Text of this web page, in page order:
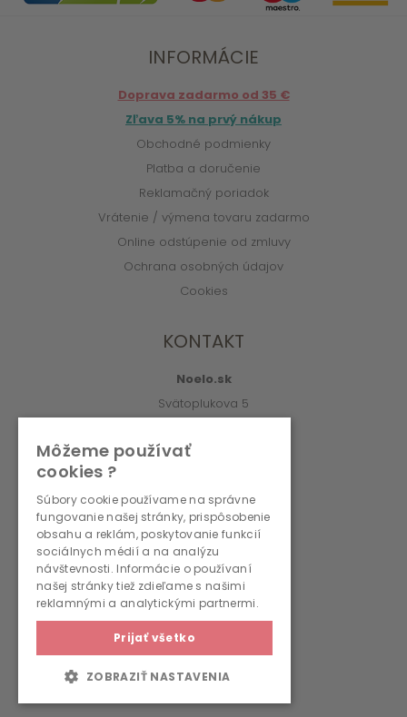
INFORMÁCIE
Doprava zadarmo od 35 €
Zľava 5% na prvý nákup
Obchodné podmienky
Platba a doručenie
Reklamačný poriadok
Vrátenie / výmena tovaru zadarmo
Online odstúpenie od zmluvy
Ochrana osobných údajov
Cookies
KONTAKT
Noelo.sk
Svätoplukova 5
info@noelo.sk
PREVÁDZKOVATEĽ
WMS, s.r.o., r.s.p.
Svätoplukova 5
010 01 Žilina
IČO: 36690236
IČ DPH: SK2022262792
Môžeme používať
cookies ?
Súbory cookie používame na správne
fungovanie našej stránky, prispôsobenie
obsahu a reklám, poskytovanie funkcií
sociálnych médií a na analýzu
návštevnosti. Informácie o používaní
našej stránky tiež zdieľame s našimi
reklamnými a analytickými partnermi.
Prijať všetko
ZOBRAZIŤ NASTAVENIA